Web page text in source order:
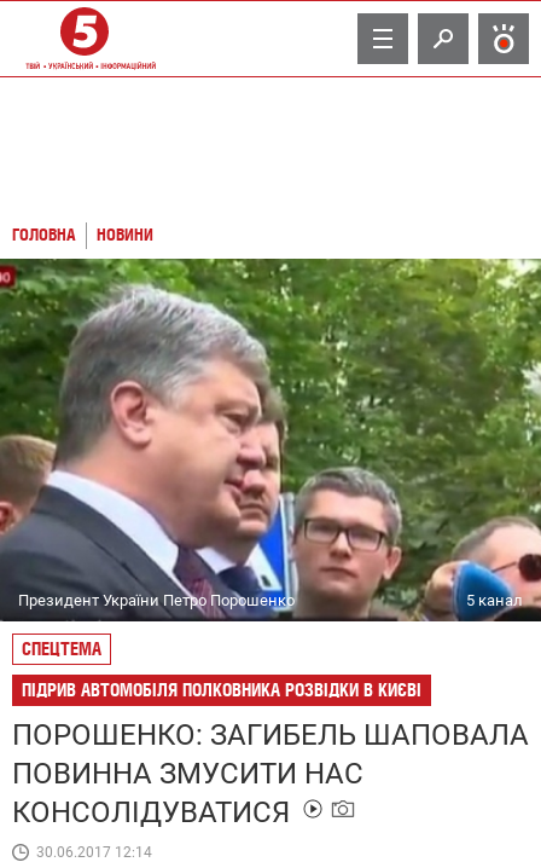
TV
ГОЛОВНА НОВИНИ
Президент України Петро Порошенко 5 канал
СПЕЦТЕМА
ПІДРИВ АВТОМОБІЛЯ ПОЛКОВНИКА РОЗВІДКИ В КИЄВІ
ПОРОШЕНКО: ЗАГИБЕЛЬ ШАПОВАЛА
ПОВИННА ЗМУСИТИ НАС
КОНСОЛІДУВАТИСЯ
30.06.2017 12:14